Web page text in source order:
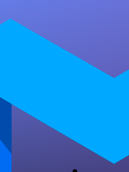
Dicas para
Descubra como o SEO On-
transformar seu site.
otimização, palavras-